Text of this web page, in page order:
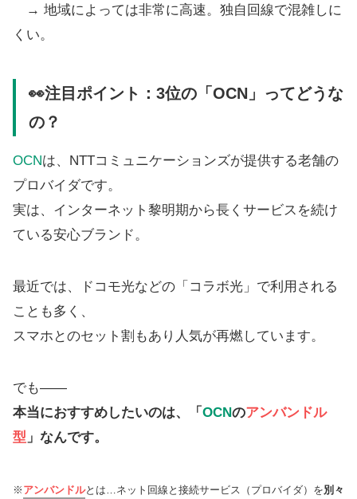
→ 地域によっては非常に高速。独自回線で混雑しに
くい。
👀注目ポイント：3位の「OCN」ってどうな
の？
OCNは、NTTコミュニケーションズが提供する老舗の
プロバイダです。
実は、インターネット黎明期から長くサービスを続け
ている安心ブランド。
最近では、ドコモ光などの「コラボ光」で利用される
ことも多く、
スマホとのセット割もあり人気が再燃しています。
でも――
本当におすすめしたいのは、「 OCNのアンバンドル
型 」なんです。
※ アンバンドルとは…ネット回線と接続サービス（プロバイダ）を別々